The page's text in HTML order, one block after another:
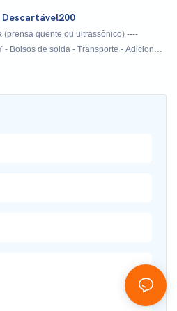
Descartável200
(prensa quente ou ultrassônico) ----
- Bolsos de solda - Transporte - Adicione